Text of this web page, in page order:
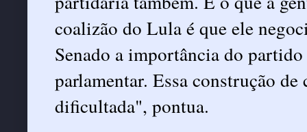
coalizão do Lula é que ele
Senado a importância do
parlamentar. Essa construção
dificultada", pontua.